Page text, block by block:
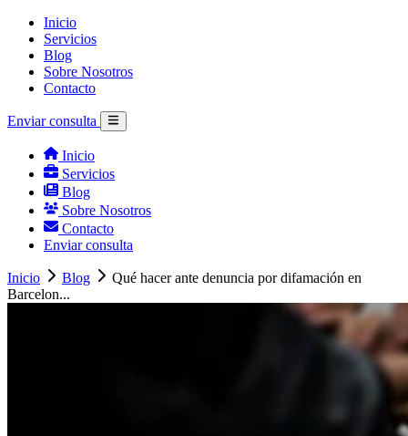
Inicio
Servicios
Blog
Sobre Nosotros
Contacto
Enviar consulta
Inicio
Servicios
Blog
Sobre Nosotros
Contacto
Enviar consulta
Inicio Blog
Qué hacer ante denuncia por difamación en
Barcelon...